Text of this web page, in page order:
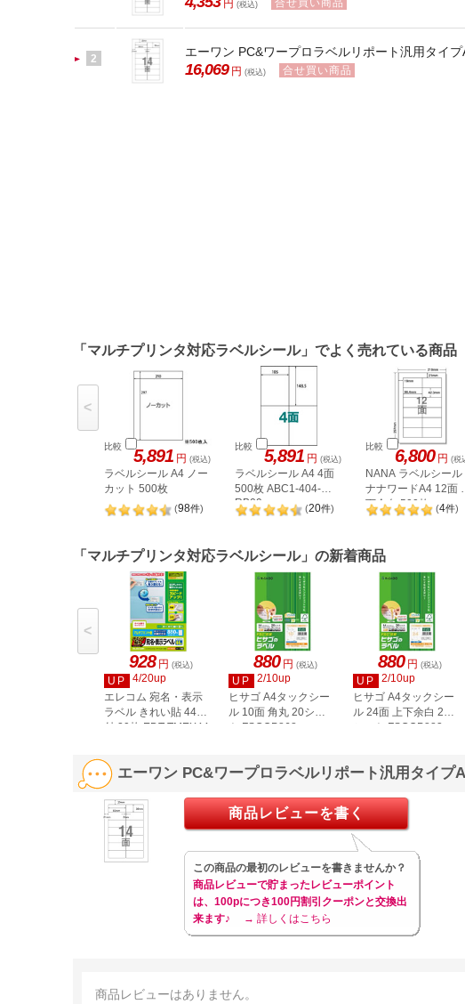
円 (税込) 合せ買い商品
2 エーワン PC&ワープロラベルリポート汎用タイ
16,069 円 (税込) 合せ買い商品
「マルチプリンタ対応ラベルシール」でよく売れている商品
比較 5,891 円 (税込)
ラベルシール A4 ノー
カット 500枚
(98件)
比較 5,891 円 (税込)
ラベルシール A4 4面
500枚 ABC1-404-
RB09
(20件)
比較 6,800 円 (税
NANA ラベルシール
ナナワードA4 12面
下余白 500枚
LDW12P
(4件)
<
「マルチプリンタ対応ラベルシール」の新着商品
928 円 (税込)
UP
4/20up
エレコム 宛名・表示
ラベル きれい貼 44面
付 20枚 EDT-TMEX44
880 円 (税込)
UP
2/10up
ヒサゴ A4タックシー
ル 10面 角丸 20シー
ト FSCOP868
880 円 (税込)
UP
2/10up
ヒサゴ A4タックシー
ル 24面 上下余白 20
シート FSCOP883
<
エーワン PC&ワープロラベルリポート汎用タイプ
商品レビューを書く
この商品の最初のレビューを書きませんか？
商品レビューで貯まったレビューポイント
は、100pにつき100円割引クーポンと交換出
来ます♪
→ 詳しくはこちら
商品レビューはありません。